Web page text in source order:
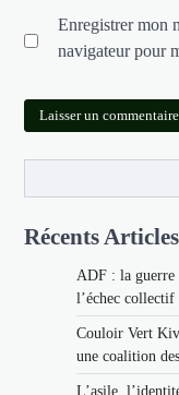
Enregistrer mon
navigateur pour
Récents
ADF : la guerre
l’échec collectif
Couloir Vert
une coalition
L’asile,